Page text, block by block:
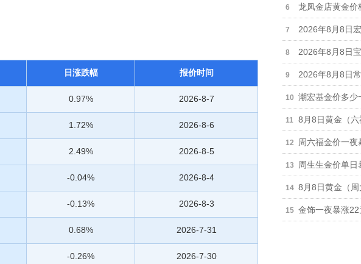
日涨跌幅 报价时间
0.97% 2026-8-7
1.72% 2026-8-6
2.49% 2026-8-5
-0.04% 2026-8-4
-0.13% 2026-8-3
0.68% 2026-7-31
-0.26% 2026-7-30